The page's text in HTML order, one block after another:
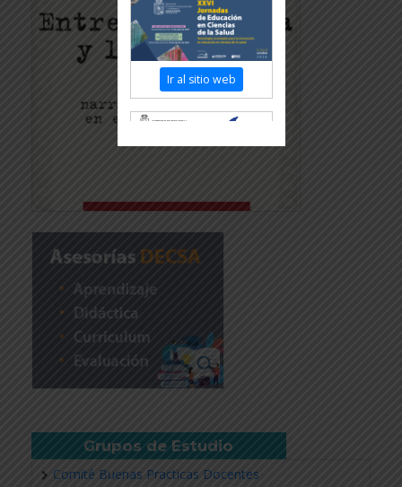
Grupos de Estudio
Comité Buenas Practicas Docentes
Ir al sitio web
Revisar más información